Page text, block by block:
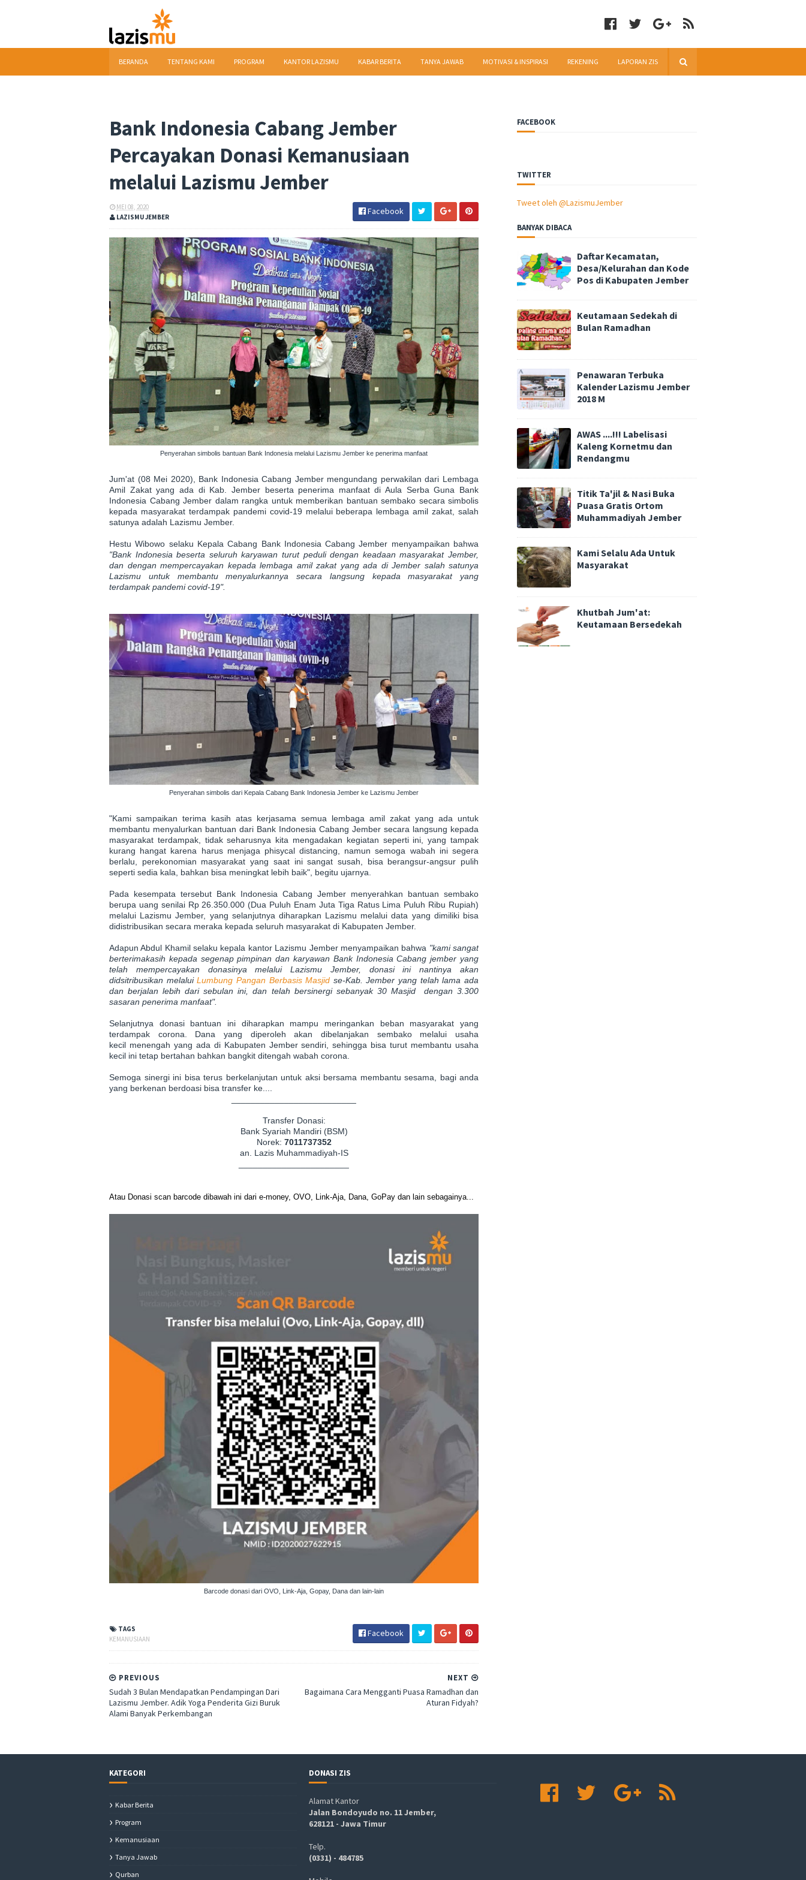
BERANDA TENTANG KAMI PROGRAM KANTOR LAZISMU KABAR BERITA TANYA JAWAB MOTIVASI & INSPIRASI REKENING LAPORAN ZIS
Bank Indonesia Cabang Jember
Percayakan Donasi Kemanusiaan
melalui Lazismu Jember
MEI 08, 2020
LAZISMU JEMBER
Facebook
Penyerahan simbolis bantuan Bank Indonesia melalui Lazismu Jember ke penerima manfaat
Jum'at (08 Mei 2020), Bank Indonesia Cabang Jember mengundang perwakilan dari Lembaga
Amil Zakat yang ada di Kab. Jember beserta penerima manfaat di Aula Serba Guna Bank
Indonesia Cabang Jember dalam rangka untuk memberikan bantuan sembako secara simbolis
kepada masyarakat terdampak pandemi covid-19 melalui beberapa lembaga amil zakat, salah
satunya adalah Lazismu Jember.
Hestu Wibowo selaku Kepala Cabang Bank Indonesia Cabang Jember menyampaikan bahwa
"Bank Indonesia beserta seluruh karyawan turut peduli dengan keadaan masyarakat Jember,
dan dengan mempercayakan kepada lembaga amil zakat yang ada di Jember salah satunya
Lazismu untuk membantu menyalurkannya secara langsung kepada masyarakat yang
terdampak pandemi covid-19".
Penyerahan simbolis dari Kepala Cabang Bank Indonesia Jember ke Lazismu Jember
"Kami sampaikan terima kasih atas kerjasama semua lembaga amil zakat yang ada untuk
membantu menyalurkan bantuan dari Bank Indonesia Cabang Jember secara langsung kepada
masyarakat terdampak, tidak seharusnya kita mengadakan kegiatan seperti ini, yang tampak
kurang hangat karena harus menjaga phisycal distancing, namun semoga wabah ini segera
berlalu, perekonomian masyarakat yang saat ini sangat susah, bisa berangsur-angsur pulih
seperti sedia kala, bahkan bisa meningkat lebih baik", begitu ujarnya.
Pada kesempata tersebut Bank Indonesia Cabang Jember menyerahkan bantuan sembako
berupa uang senilai Rp 26.350.000 (Dua Puluh Enam Juta Tiga Ratus Lima Puluh Ribu Rupiah)
melalui Lazismu Jember, yang selanjutnya diharapkan Lazismu melalui data yang dimiliki bisa
didistribusikan secara meraka kepada seluruh masyarakat di Kabupaten Jember.
Adapun Abdul Khamil selaku kepala kantor Lazismu Jember menyampaikan bahwa "kami sangat
berterimakasih kepada segenap pimpinan dan karyawan Bank Indonesia Cabang jember yang
telah mempercayakan donasinya melalui Lazismu Jember, donasi ini nantinya akan
didsitribusikan melaluiLumbung Pangan Berbasis Masjid se-Kab. Jember yang telah lama ada
dan berjalan lebih dari sebulan ini, dan telah bersinergi sebanyak 30 Masjid dengan 3.300
sasaran penerima manfaat".
Selanjutnya donasi bantuan ini diharapkan mampu meringankan beban masyarakat yang
terdampak corona. Dana yang diperoleh akan dibelanjakan sembako melalui usaha
kecil menengah yang ada di Kabupaten Jember sendiri, sehingga bisa turut membantu usaha
kecil ini tetap bertahan bahkan bangkit ditengah wabah corona.
Semoga sinergi ini bisa terus berkelanjutan untuk aksi bersama membantu sesama, bagi anda
yang berkenan berdoasi bisa transfer ke....
Transfer Donasi:
Bank Syariah Mandiri (BSM)
Norek: 7011737352
an. Lazis Muhammadiyah-IS
Atau Donasi scan barcode dibawah ini dari e-money, OVO, Link-Aja, Dana, GoPay dan lain sebagainya...
Barcode donasi dari OVO, Link-Aja, Gopay, Dana dan lain-lain
TAGS
KEMANUSIAAN
Facebook
NEXT
Bagaimana Cara Mengganti Puasa Ramadhan dan
Aturan Fidyah?
PREVIOUS
Sudah 3 Bulan Mendapatkan Pendampingan Dari
Lazismu Jember. Adik Yoga Penderita Gizi Buruk
Alami Banyak Perkembangan
FACEBOOK
TWITTER
Tweet oleh @LazismuJember
BANYAK DIBACA
Daftar Kecamatan,
Desa/Kelurahan dan Kode
Pos di Kabupaten Jember
Keutamaan Sedekah di
Bulan Ramadhan
Penawaran Terbuka
Kalender Lazismu Jember
2018 M
AWAS ....!!! Labelisasi
Kaleng Kornetmu dan
Rendangmu
Titik Ta'jil & Nasi Buka
Puasa Gratis Ortom
Muhammadiyah Jember
Kami Selalu Ada Untuk
Masyarakat
Khutbah Jum'at:
Keutamaan Bersedekah
KATEGORI
Kabar Berita
Program
Kemanusiaan
Tanya Jawab
Qurban
DONASI ZIS
Alamat Kantor
Jalan Bondoyudo no. 11 Jember,
628121 - Jawa Timur
Telp.
(0331) - 484785